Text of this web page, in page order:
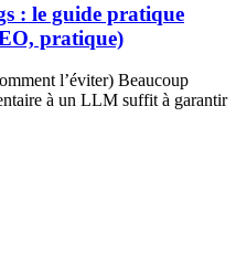
: le guide pratique
pratique)
l’éviter) Beaucoup
à un LLM suffit à garantir